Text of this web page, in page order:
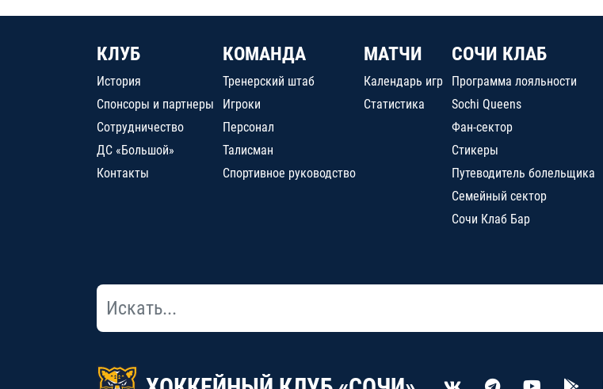
КЛУБ
История
Спонсоры и партнеры
Сотрудничество
ДС «Большой»
Контакты
КОМАНДА
Тренерский штаб
Игроки
Персонал
Талисман
Спортивное руководство
МАТЧИ
Календарь игр
Статистика
СОЧИ КЛАБ
Программа лояльности
Sochi Queens
Фан-сектор
Стикеры
Путеводитель болельщика
Семейный сектор
Сочи Клаб Бар